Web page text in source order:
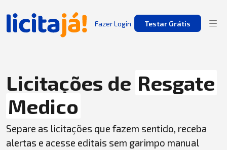
Fazer Login Testar Grátis
Licitações de Resgate
Medico
Separe as licitações que fazem sentido, receba
alertas e acesse editais sem garimpo manual